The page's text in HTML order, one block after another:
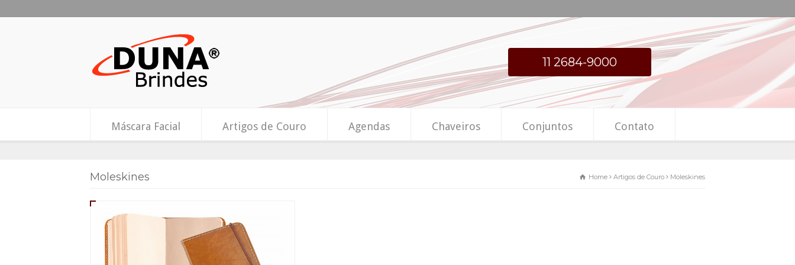
11 2684-9000
Máscara Facial Artigos de Couro Agendas Chaveiros Conjuntos Contato
Moleskines Home Artigos de Couro Moleskines